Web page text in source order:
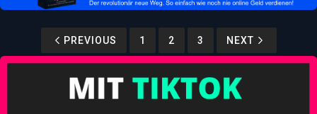
PREVIOUS 1 2 3 NEXT